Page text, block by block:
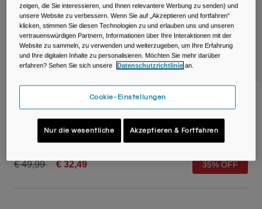
Trinkblasen
Zubehör
Ultra™ Belt 2,5 l mit 500ml Quick Stow™
Flask
Price reduced from
€ 49,99to€ 32,49 35% OFF
zeigen, die Sie interessieren, und Ihnen relevantere Werbung zu senden) und
unsere Website zu verbessern. Wenn Sie auf „Akzeptieren und fortfahren“
klicken, stimmen Sie diesen Technologien zu und erlauben uns und unseren
vertrauenswürdigen Partnern, Informationen über Ihre Interaktionen mit der
Website zu sammeln, zu verwenden und weiterzugeben, um Ihre Erfahrung
und Ihre digitalen Inhalte zu personalisieren. Möchten Sie mehr darüber
erfahren? Sehen Sie sich unsere
Datenschutzrichtlinie an.
Cookie-Einstellungen
Nur die wesentliche Akzeptieren & Fortfahren